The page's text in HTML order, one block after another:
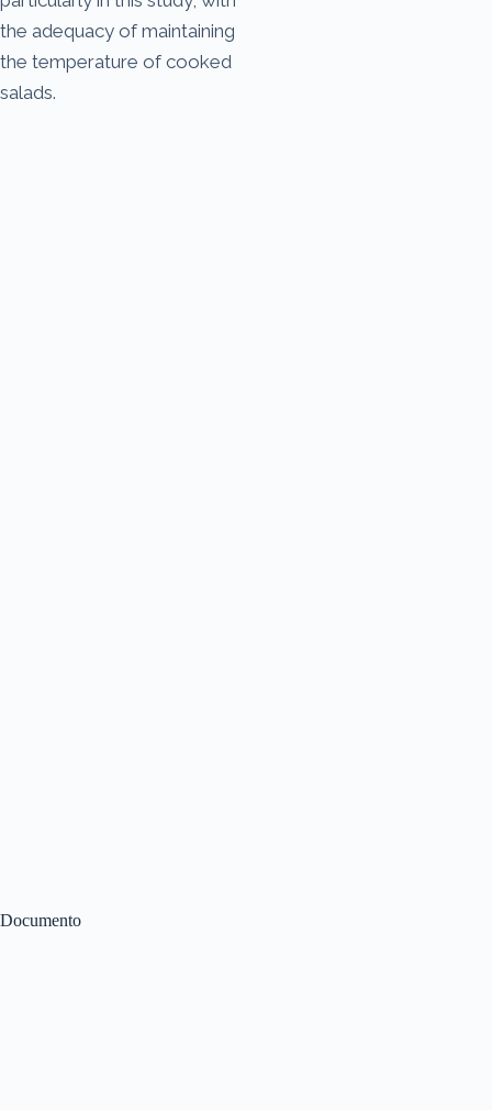
Documento
the adequacy of maintaining
the temperature of cooked
salads.